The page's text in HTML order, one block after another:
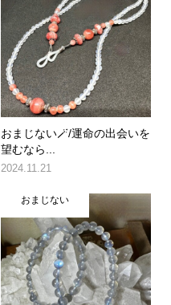
おまじない🪄/運命の出会いを
望むなら...
2024.11.21
おまじない